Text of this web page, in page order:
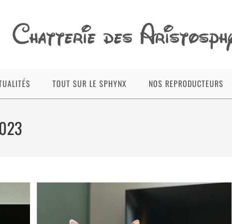
TOUT SUR LE SPHYNX NOS REPRODUCTEURS